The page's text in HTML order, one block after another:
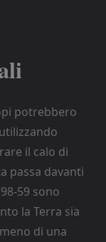
potrebbero
il calo di
passa davanti
59 sono
la Terra sia
di una